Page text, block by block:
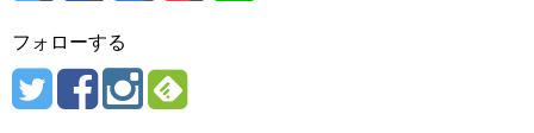
フォローする